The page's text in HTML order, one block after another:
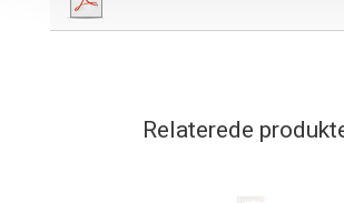
Relaterede